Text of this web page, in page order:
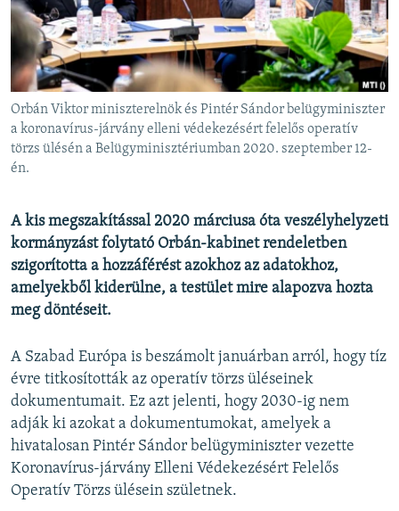
EURÓPAI UNIÓ
VILÁG
KLÍMAVÁLTOZÁS
A MÚLT TANULSÁGAI
Valamennyi RFE/RL weboldal
Orbán Viktor miniszterelnök és Pintér Sándor belügyminiszter
a koronavírus-járvány elleni védekezésért felelős operatív
törzs ülésén a Belügyminisztériumban 2020. szeptember 12-
én.
A kis megszakítással 2020 márciusa óta veszélyhelyzeti
kormányzást folytató Orbán-kabinet rendeletben
szigorította a hozzáférést azokhoz az adatokhoz,
amelyekből kiderülne, a testület mire alapozva hozta
meg döntéseit.
A Szabad Európa is beszámolt januárban arról, hogy tíz
évre titkosították az operatív törzs üléseinek
dokumentumait. Ez azt jelenti, hogy 2030-ig nem
adják ki azokat a dokumentumokat, amelyek a
hivatalosan Pintér Sándor belügyminiszter vezette
Koronavírus-járvány Elleni Védekezésért Felelős
Operatív Törzs ülésein születnek.